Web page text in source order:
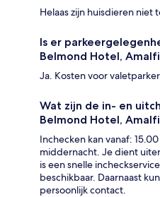
Helaas zijn huisdieren niet
Is er
Belmond Hotel,
Ja. Kosten voor
Wat zijn de in- en
Belmond Hotel,
Inchecken kan vanaf:
middernacht. Je dient
is een snelle
beschikbaar. Daarnaast
persoonlijk contact.